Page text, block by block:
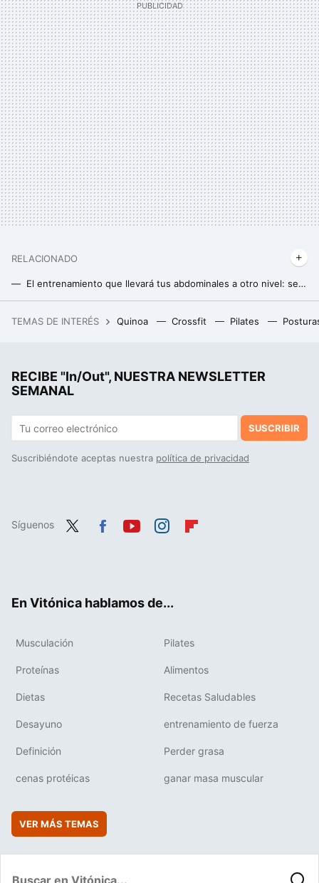
RELACIONADO
El entrenamiento que llevará tus abdominales a otro nivel: se hace en casa y solo necesitarás una toalla
TEMAS DE INTERÉS Quinoa Crossfit Pilates
RECIBE "In/Out", NUESTRA NEWSLETTER
SEMANAL
SUSCRIBIR
Suscribiéndote aceptas nuestra política de privacidad
Síguenos
En Vitónica hablamos de...
Musculación Pilates
Proteínas Alimentos
Dietas Recetas Saludables
Desayuno entrenamiento de fuerza
Definición Perder grasa
cenas protéicas ganar masa muscular
VER MÁS TEMAS